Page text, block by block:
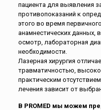
пациента для выявления
противопоказаний к
этого во время
анамнестических данных,
осмотр, лабораторная
необходимости.
Лазерная хирургия
травматичностью,
практическим
лечения зависит от
В PROMED мы можем